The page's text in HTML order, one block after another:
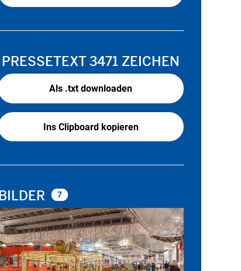
PRESSETEXT3471 ZEICHEN
Als .txt downloaden
Ins Clipboard kopieren
BILDER 7